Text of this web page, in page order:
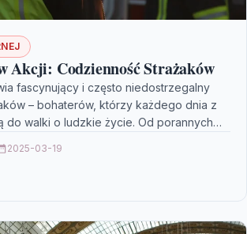
Akcji: Codzienność Strażaków
fascynujący i często niedostrzegalny
– bohaterów, którzy każdego dnia z
do walki o ludzkie życie. Od porannych…
2025-03-19